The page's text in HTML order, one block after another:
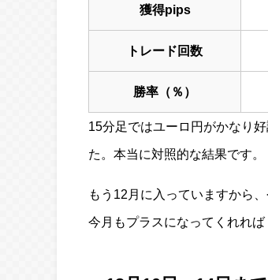
獲得pips
トレード回数
勝率（％）
15分足ではユーロ円がかなり
た。本当に対照的な結果です。
もう12月に入っていますから
今月もプラスになってくれれば